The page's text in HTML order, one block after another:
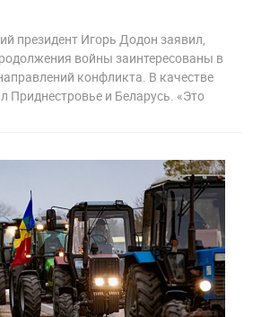
президент Игорь Додон заявил,
войны заинтересованы в
конфликта. В качестве
Приднестровье и Беларусь. «Это